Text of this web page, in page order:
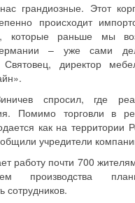
грандиозные. Этот
происходит
которые раньше мы
– уже сами
директор
спросил, где
Помимо торговли в
как на территории
учредители
работу почти 700
производства
сотрудников.